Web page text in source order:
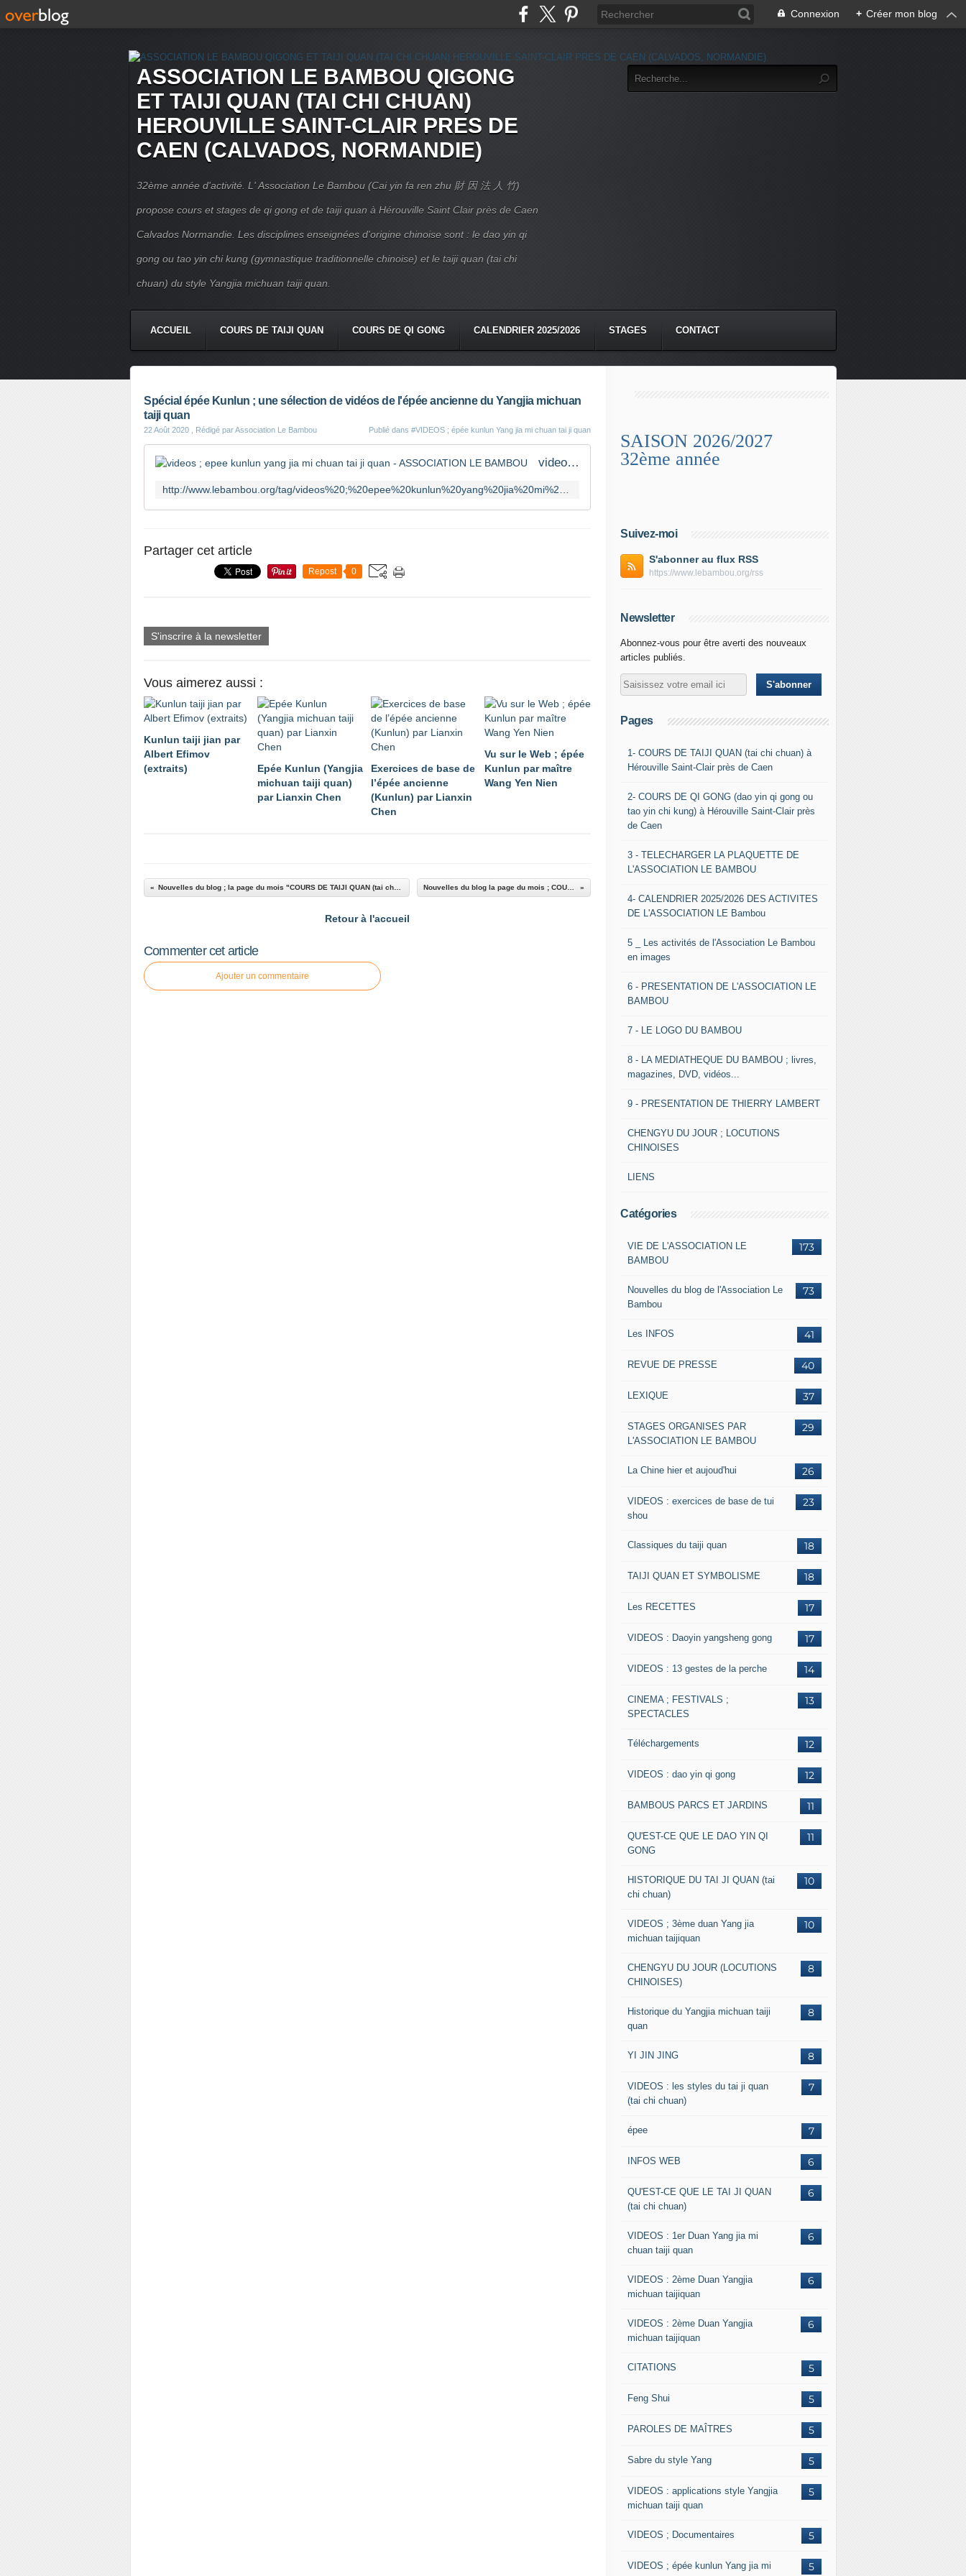
Connexion + Créer mon blog
ASSOCIATION LE BAMBOU QIGONG
ET TAIJI QUAN (TAI CHI CHUAN)
HEROUVILLE SAINT-CLAIR PRES DE
CAEN (CALVADOS, NORMANDIE)
32ème année d'activité. L' Association Le Bambou (Cai yin fa ren zhu 財 因 法 人 竹)
propose cours et stages de qi gong et de taiji quan à Hérouville Saint Clair près de Caen
Calvados Normandie. Les disciplines enseignées d'origine chinoise sont : le dao yin qi
gong ou tao yin chi kung (gymnastique traditionnelle chinoise) et le taiji quan (tai chi
chuan) du style Yangjia michuan taiji quan.
ACCUEIL COURS DE TAIJI QUAN COURS DE QI GONG CALENDRIER 2025/2026 STAGES CONTACT
Spécial épée Kunlun ; une sélection de vidéos de l'épée ancienne du Yangjia michuan
taiji quan
22 Août 2020 , Rédigé par Association Le Bambou Publié dans #VIDEOS ; épée kunlun Yang jia mi chuan tai ji quan
videos ; epee kunlun yang jia mi chuan tai ji quan - ASSOCIATION LE BAMBOU
Partager cet article
Repost 0
S'inscrire à la newsletter
Vous aimerez aussi :
Kunlun taiji jian par
Albert Efimov
(extraits)
Epée Kunlun (Yangjia
michuan taiji quan)
par Lianxin Chen
Exercices de base de
l’épée ancienne
(Kunlun) par Lianxin
Chen
Vu sur le Web ; épée
Kunlun par maître
Wang Yen Nien
Nouvelles du blog la page du mois ; COURS DE TAIJI QUAN (tai chi chuan) à Hérouville Saint-Clair près de Caen
Retour à l'accueil
Commenter cet article
Ajouter un commentaire
SAISON 2026/2027
32ème année
Suivez-moi
S'abonner au flux RSS
https://www.lebambou.org/rss
Newsletter
Abonnez-vous pour être averti des nouveaux
articles publiés.
Pages
1- COURS DE TAIJI QUAN (tai chi chuan) à
Hérouville Saint-Clair près de Caen
2- COURS DE QI GONG (dao yin qi gong ou
tao yin chi kung) à Hérouville Saint-Clair près
de Caen
3 - TELECHARGER LA PLAQUETTE DE
L'ASSOCIATION LE BAMBOU
4- CALENDRIER 2025/2026 DES ACTIVITES
DE L'ASSOCIATION LE Bambou
5 _ Les activités de l'Association Le Bambou
en images
6 - PRESENTATION DE L'ASSOCIATION LE
BAMBOU
7 - LE LOGO DU BAMBOU
8 - LA MEDIATHEQUE DU BAMBOU ; livres,
magazines, DVD, vidéos...
9 - PRESENTATION DE THIERRY LAMBERT
CHENGYU DU JOUR ; LOCUTIONS
CHINOISES
LIENS
Catégories
173
VIE DE L'ASSOCIATION LE
BAMBOU
73
Nouvelles du blog de l'Association Le
Bambou
41
Les INFOS
40
REVUE DE PRESSE
37
LEXIQUE
29
STAGES ORGANISES PAR
L'ASSOCIATION LE BAMBOU
26
La Chine hier et aujoud'hui
23
VIDEOS : exercices de base de tui
shou
18
Classiques du taiji quan
18
TAIJI QUAN ET SYMBOLISME
17
Les RECETTES
17
VIDEOS : Daoyin yangsheng gong
14
VIDEOS : 13 gestes de la perche
13
CINEMA ; FESTIVALS ;
SPECTACLES
12
Téléchargements
12
VIDEOS : dao yin qi gong
11
BAMBOUS PARCS ET JARDINS
11
QU'EST-CE QUE LE DAO YIN QI
GONG
10
HISTORIQUE DU TAI JI QUAN (tai
chi chuan)
10
VIDEOS ; 3ème duan Yang jia
michuan taijiquan
8
CHENGYU DU JOUR (LOCUTIONS
CHINOISES)
8
Historique du Yangjia michuan taiji
quan
8
YI JIN JING
7
VIDEOS : les styles du tai ji quan
(tai chi chuan)
7
épee
6
INFOS WEB
6
QU'EST-CE QUE LE TAI JI QUAN
(tai chi chuan)
6
VIDEOS : 1er Duan Yang jia mi
chuan taiji quan
6
VIDEOS : 2ème Duan Yangjia
michuan taijiquan
6
VIDEOS : 2ème Duan Yangjia
michuan taijiquan
5
CITATIONS
5
Feng Shui
5
PAROLES DE MAÎTRES
5
Sabre du style Yang
5
VIDEOS : applications style Yangjia
michuan taiji quan
5
VIDEOS ; Documentaires
5
VIDEOS ; épée kunlun Yang jia mi